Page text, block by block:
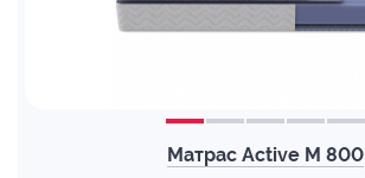
Матрас Active M 800